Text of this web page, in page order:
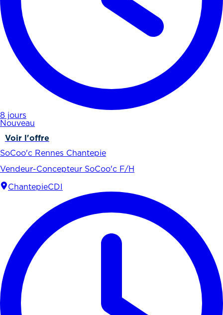
8 jours
Nouveau
Voir l'offre
SoCoo'c Rennes Chantepie
Vendeur-Concepteur SoCoo'c F/H
ChantepieCDI